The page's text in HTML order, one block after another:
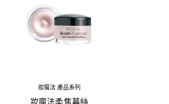
妝魔法 產品系列
妝魔法柔焦幕絲